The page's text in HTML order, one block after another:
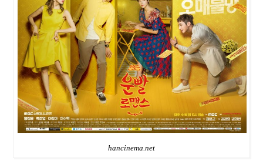
hancinema.net